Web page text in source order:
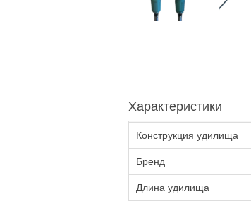
Характеристики
Конструкция удилища
Бренд
Длина удилища